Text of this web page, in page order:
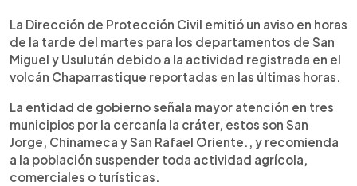
Escuchar artículo
La Dirección de Protección Civil emitió un aviso en horas
de la tarde del martes para los departamentos de San
Miguel y Usulután debido a la actividad registrada en el
volcán Chaparrastique reportadas en las últimas horas.
La entidad de gobierno señala mayor atención en tres
municipios por la cercanía la cráter, estos son San
Jorge, Chinameca y San Rafael Oriente., y recomienda
a la población suspender toda actividad agrícola,
comerciales o turísticas.